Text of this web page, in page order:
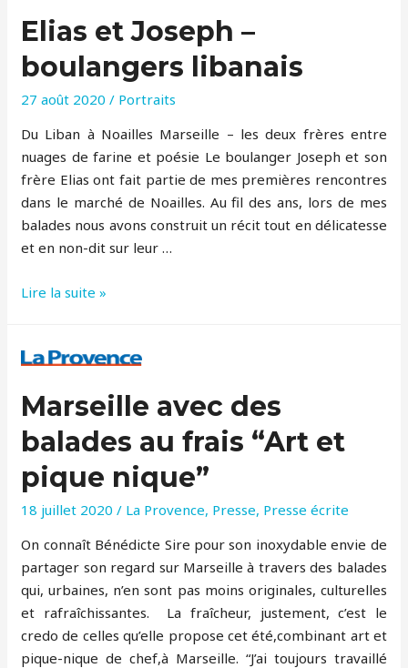
Elias et Joseph –
boulangers libanais
27 août 2020 / Portraits
Du Liban à Noailles Marseille – les deux frères entre
nuages de farine et poésie Le boulanger Joseph et son
frère Elias ont fait partie de mes premières rencontres
dans le marché de Noailles. Au fil des ans, lors de mes
balades nous avons construit un récit tout en délicatesse
et en non-dit sur leur …
Elias
–
libanais
Lire la suite »
Marseille avec des
balades au frais “Art et
pique nique”
18 juillet 2020 / La Provence, Presse, Presse écrite
On connaît Bénédicte Sire pour son inoxydable envie de
partager son regard sur Marseille à travers des balades
qui, urbaines, n’en sont pas moins originales, culturelles
et rafraîchissantes. La fraîcheur, justement, c’est le
credo de celles qu’elle propose cet été,combinant art et
pique-nique de chef,à Marseille. “J’ai toujours travaillé